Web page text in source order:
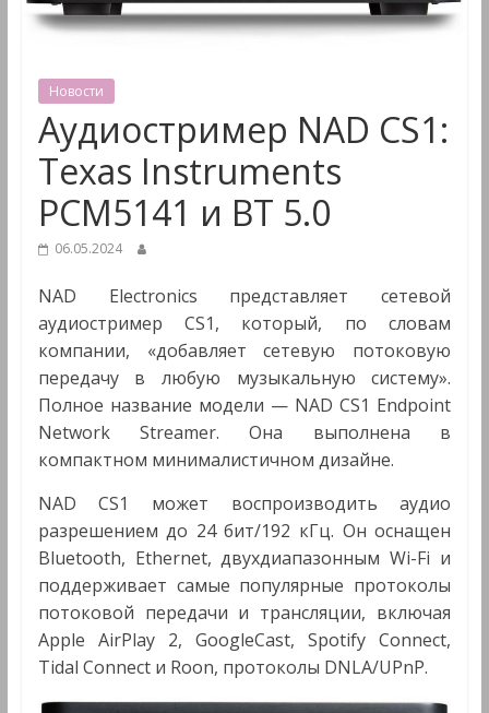
&
Мультимедиа
Новости
Аудиостример NAD CS1:
Texas Instruments
PCM5141 и BТ 5.0
06.05.2024
NAD Electronics представляет сетевой
аудиостример CS1, который, по словам
компании, «добавляет сетевую потоковую
передачу в любую музыкальную систему».
Полное название модели — NAD CS1 Endpoint
Network Streamer. Она выполнена в
компактном минималистичном дизайне.
NAD CS1 может воспроизводить аудио
разрешением до 24 бит/192 кГц. Он оснащен
Bluetooth, Ethernet, двухдиапазонным Wi-Fi и
поддерживает самые популярные протоколы
потоковой передачи и трансляции, включая
Apple AirPlay 2, GoogleCast, Spotify Connect,
Tidal Connect и Roon, протоколы DNLA/UPnP.